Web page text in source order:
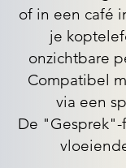
of in een café
je
onzichtbare
Compatibel
via een
De "Gesprek"-